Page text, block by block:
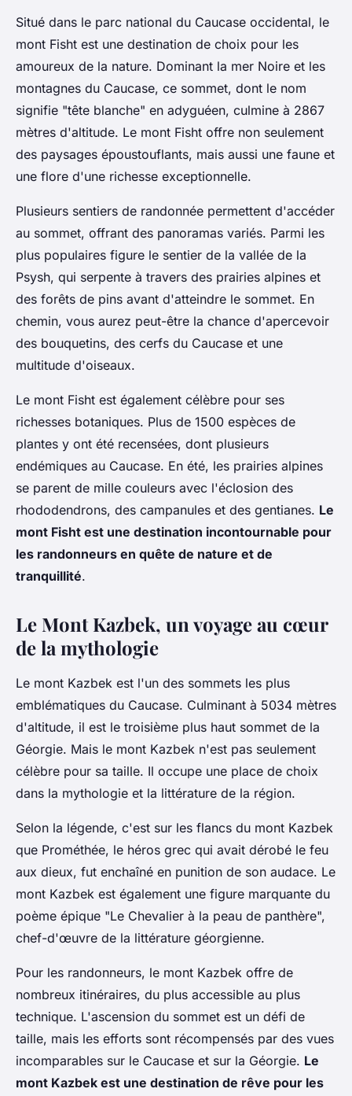
Situé dans le parc national du Caucase occidental, le
mont Fisht est une destination de choix pour les
amoureux de la nature. Dominant la mer Noire et les
montagnes du Caucase, ce sommet, dont le nom
signifie "tête blanche" en adyguéen, culmine à 2867
mètres d'altitude. Le mont Fisht offre non seulement
des paysages époustouflants, mais aussi une faune et
une flore d'une richesse exceptionnelle.
Plusieurs sentiers de randonnée permettent d'accéder
au sommet, offrant des panoramas variés. Parmi les
plus populaires figure le sentier de la vallée de la
Psysh, qui serpente à travers des prairies alpines et
des forêts de pins avant d'atteindre le sommet. En
chemin, vous aurez peut-être la chance d'apercevoir
des bouquetins, des cerfs du Caucase et une
multitude d'oiseaux.
Le mont Fisht est également célèbre pour ses
richesses botaniques. Plus de 1500 espèces de
plantes y ont été recensées, dont plusieurs
endémiques au Caucase. En été, les prairies alpines
se parent de mille couleurs avec l'éclosion des
rhododendrons, des campanules et des gentianes. Le
mont Fisht est une destination incontournable pour
les randonneurs en quête de nature et de
tranquillité.
Le Mont Kazbek, un voyage au cœur
de la mythologie
Le mont Kazbek est l'un des sommets les plus
emblématiques du Caucase. Culminant à 5034 mètres
d'altitude, il est le troisième plus haut sommet de la
Géorgie. Mais le mont Kazbek n'est pas seulement
célèbre pour sa taille. Il occupe une place de choix
dans la mythologie et la littérature de la région.
Selon la légende, c'est sur les flancs du mont Kazbek
que Prométhée, le héros grec qui avait dérobé le feu
aux dieux, fut enchaîné en punition de son audace. Le
mont Kazbek est également une figure marquante du
poème épique "Le Chevalier à la peau de panthère",
chef-d'œuvre de la littérature géorgienne.
Pour les randonneurs, le mont Kazbek offre de
nombreux itinéraires, du plus accessible au plus
technique. L'ascension du sommet est un défi de
taille, mais les efforts sont récompensés par des vues
incomparables sur le Caucase et sur la Géorgie. Le
mont Kazbek est une destination de rêve pour les